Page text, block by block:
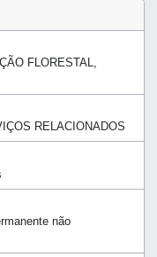
FLORESTAL,
RELACIONADOS
não